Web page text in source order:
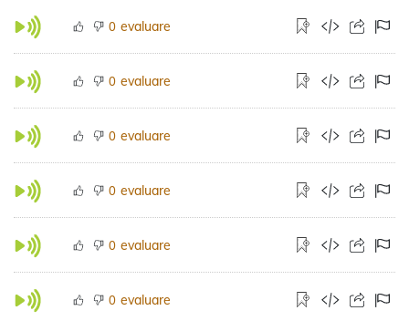
0 evaluare
0 evaluare
0 evaluare
0 evaluare
0 evaluare
0 evaluare